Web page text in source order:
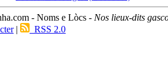
- Noms e Lòcs - Nos lieux-dits
| RSS 2.0